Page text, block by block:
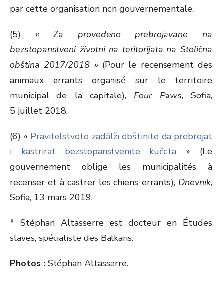
par cette organisation non gouvernementale.
(5) «Za provedeno prebrojavane na
bezstopanstveni životni na teritorijata na Stolična
obština 2017/2018 » (Pour le recensement des
animaux errants organisé sur le territoire
municipal de la capitale), Four Paws, Sofia,
5 juillet 2018.
(6) « Pravitelstvoto zadălži obštinite da prebrojat
i kastrirat bezstopanstvenite kučeta » (Le
gouvernement oblige les municipalités à
recenser et à castrer les chiens errants), Dnevnik,
Sofia, 13 mars 2019.
* Stéphan Altasserre est docteur en Études
slaves, spécialiste des Balkans.
Photos : Stéphan Altasserre.